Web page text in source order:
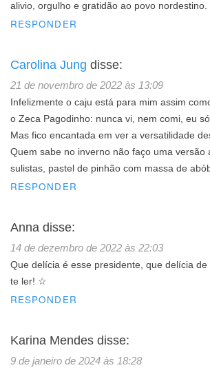
alivio, orgulho e gratidão ao povo nordestino.
RESPONDER
Carolina Jung disse:
21 de novembro de 2022 às 13:09
Infelizmente o caju está para mim assim
o Zeca Pagodinho: nunca vi, nem comi, eu
Mas fico encantada em ver a versatilidade
Quem sabe no inverno não faço uma versão
sulistas, pastel de pinhão com massa de
RESPONDER
Anna disse:
14 de dezembro de 2022 às 22:03
Que delícia é esse presidente, que delícia
te ler! ☆
RESPONDER
Karina Mendes disse:
9 de janeiro de 2024 às 18:28